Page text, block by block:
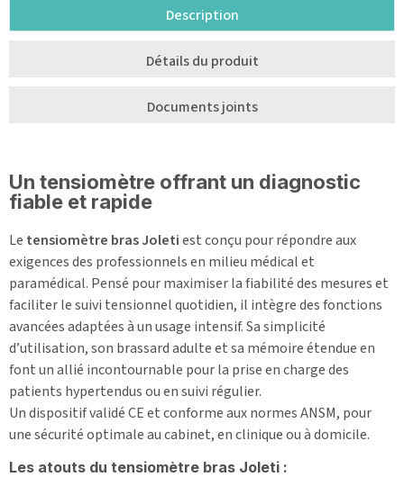
Description
Détails du produit
Documents joints
Un tensiomètre offrant un diagnostic
fiable et rapide
Le tensiomètre bras Joletiest conçu pour répondre aux
exigences des professionnels en milieu médical et
paramédical. Pensé pour maximiser la fiabilité des mesures et
faciliter le suivi tensionnel quotidien, il intègre des fonctions
avancées adaptées à un usage intensif. Sa simplicité
d’utilisation, son brassard adulte et sa mémoire étendue en
font un allié incontournable pour la prise en charge des
patients hypertendus ou en suivi régulier.
Un dispositif validé CE et conforme aux normes ANSM, pour
une sécurité optimale au cabinet, en clinique ou à domicile.
Les atouts du tensiomètre bras Joleti :